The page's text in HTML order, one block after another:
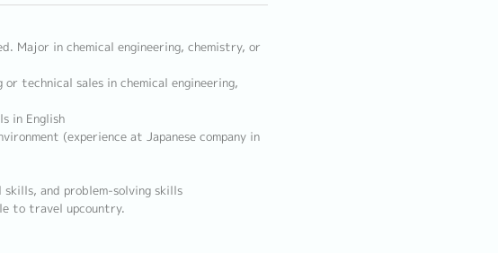
Major in chemical engineering, chemistry, or
technical sales in chemical engineering,
in English
(experience at Japanese company in
and problem-solving skills
to travel upcountry.